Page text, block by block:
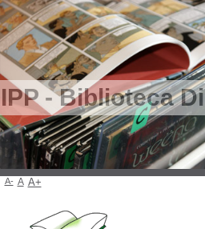
IPP - Biblioteca
A- A A+